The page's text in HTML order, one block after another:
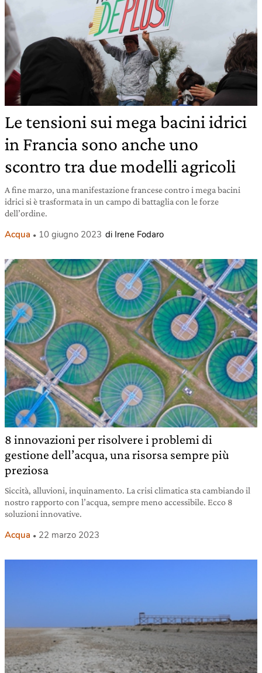
Le tensioni sui mega bacini idrici
in Francia sono anche uno
scontro tra due modelli agricoli
A fine marzo, una manifestazione francese contro i mega bacini
idrici si è trasformata in un campo di battaglia con le forze
dell’ordine.
Acqua 10 giugno 2023 di Irene Fodaro
8 innovazioni per risolvere i problemi di
gestione dell’acqua, una risorsa sempre più
preziosa
Siccità, alluvioni, inquinamento. La crisi climatica sta cambiando il
nostro rapporto con l’acqua, sempre meno accessibile. Ecco 8
soluzioni innovative.
Acqua 22 marzo 2023